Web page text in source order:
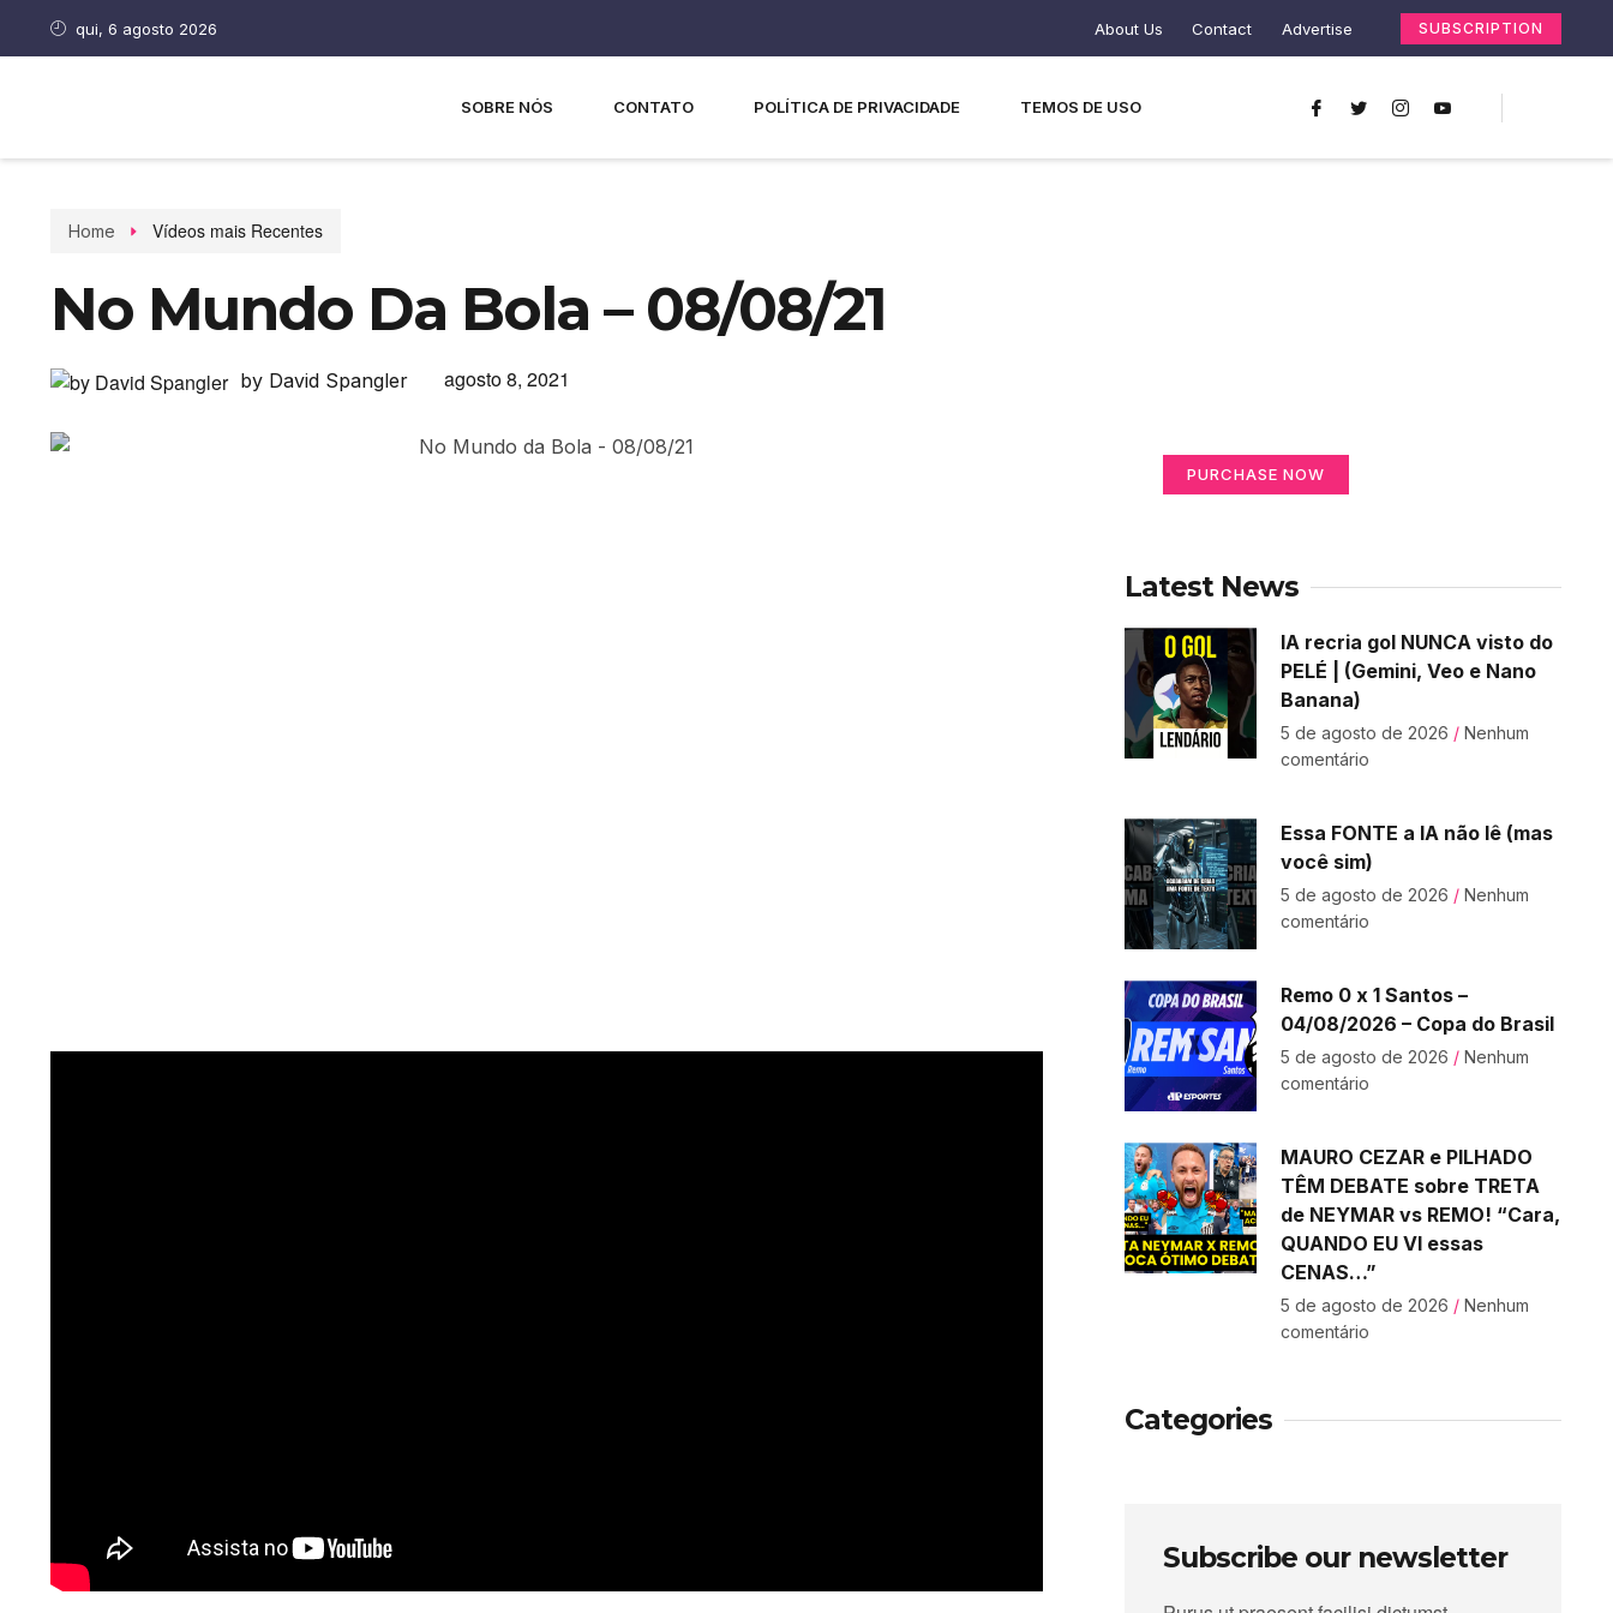
qui, 6 agosto 2026 About Us Contact Advertise SUBSCRIPTION
SOBRE NÓS CONTATO POLÍTICA DE PRIVACIDADE TEMOS DE USO
Home Vídeos mais Recentes
No Mundo Da Bola – 08/08/21
by David Spangler agosto 8, 2021
PURCHASE NOW
Latest News
IA recria gol NUNCA visto do
PELÉ | (Gemini, Veo e Nano
Banana)
5 de agosto de 2026 Nenhum
comentário
Essa FONTE a IA não lê (mas
você sim)
5 de agosto de 2026 Nenhum
comentário
Remo 0 x 1 Santos –
04/08/2026 – Copa do Brasil
5 de agosto de 2026 Nenhum
comentário
MAURO CEZAR e PILHADO
TÊM DEBATE sobre TRETA
de NEYMAR vs REMO! “Cara,
QUANDO EU VI essas
CENAS…”
5 de agosto de 2026 Nenhum
comentário
Categories
Subscribe our newsletter